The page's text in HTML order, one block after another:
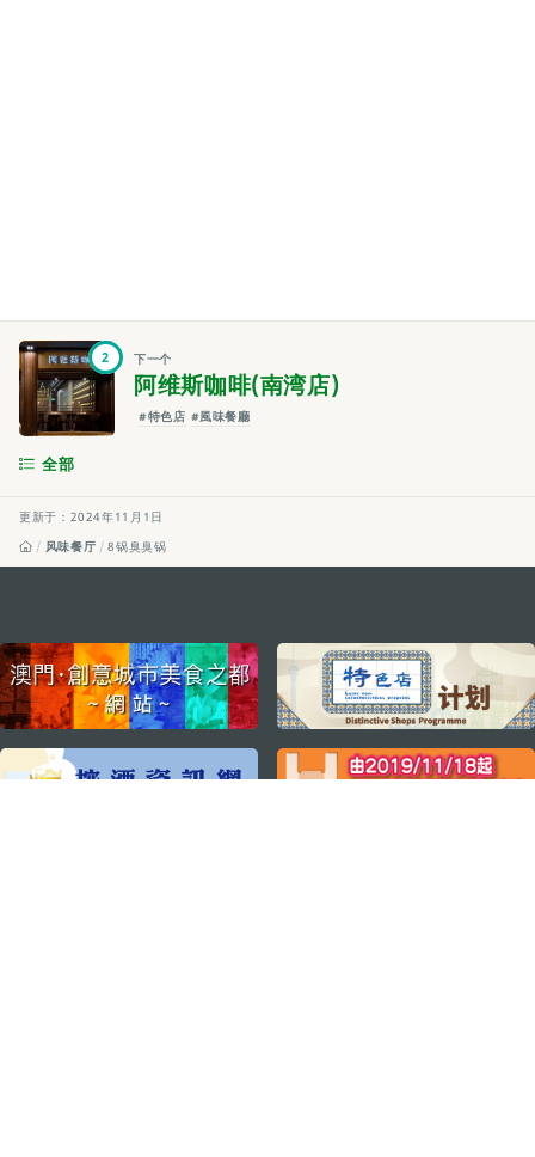
2 下一个
阿维斯咖啡(南湾店)
#特色店 #風味餐廳
全部
更新于：2024年11月1日
风味餐厅
8锅臭臭锅
external links